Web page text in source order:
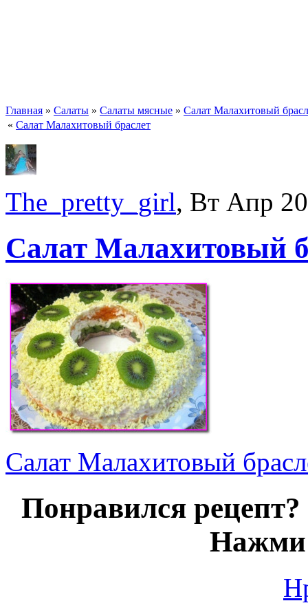
Главная » Салаты » Салаты мясные » Салат Малахитовый
« Салат Малахитовый браслет
The_pretty_girl, Вт Апр
Салат Малахитовый
Салат Малахитовый
Понравился
Нажми